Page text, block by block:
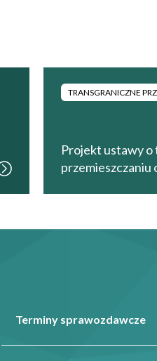
TRANSGRANICZNE
Projekt ustawy
przemieszczaniu
Terminy sprawozdawcze